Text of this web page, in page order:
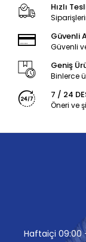
Hızlı
Güvenli
Güvenli
Geniş
Binlerce
7 / 24
Öneri ve
Haftaiçi 09:00